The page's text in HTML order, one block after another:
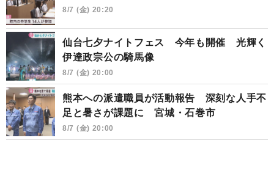
8/7 (金) 20:20
仙台七夕ナイトフェス 今年も開催 光輝く
伊達政宗公の騎馬像
8/7 (金) 20:00
熊本への派遣職員が活動報告 深刻な人手不
足と暑さが課題に 宮城・石巻市
8/7 (金) 20:00